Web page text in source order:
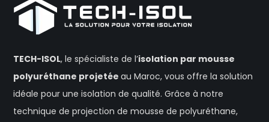
TECH-ISOL, le spécialiste de l’isolation par mousse
polyuréthane projetéeau Maroc, vous offre la solution
idéale pour une isolation de qualité. Grâce à notre
technique de projection de mousse de polyuréthane,